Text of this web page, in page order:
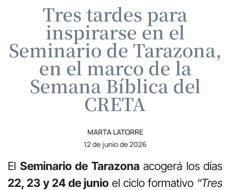
Tres tardes para
inspirarse en el
Seminario de Tarazona,
en el marco de la
Semana Bíblica del
CRETA
MARTA LATORRE
12 de junio de 2026
El Seminario de Tarazonaacogerá los días
22, 23 y 24 de junio el ciclo formativo “Tres